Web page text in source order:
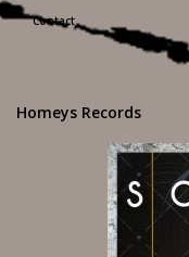
Contact
Homeys Records